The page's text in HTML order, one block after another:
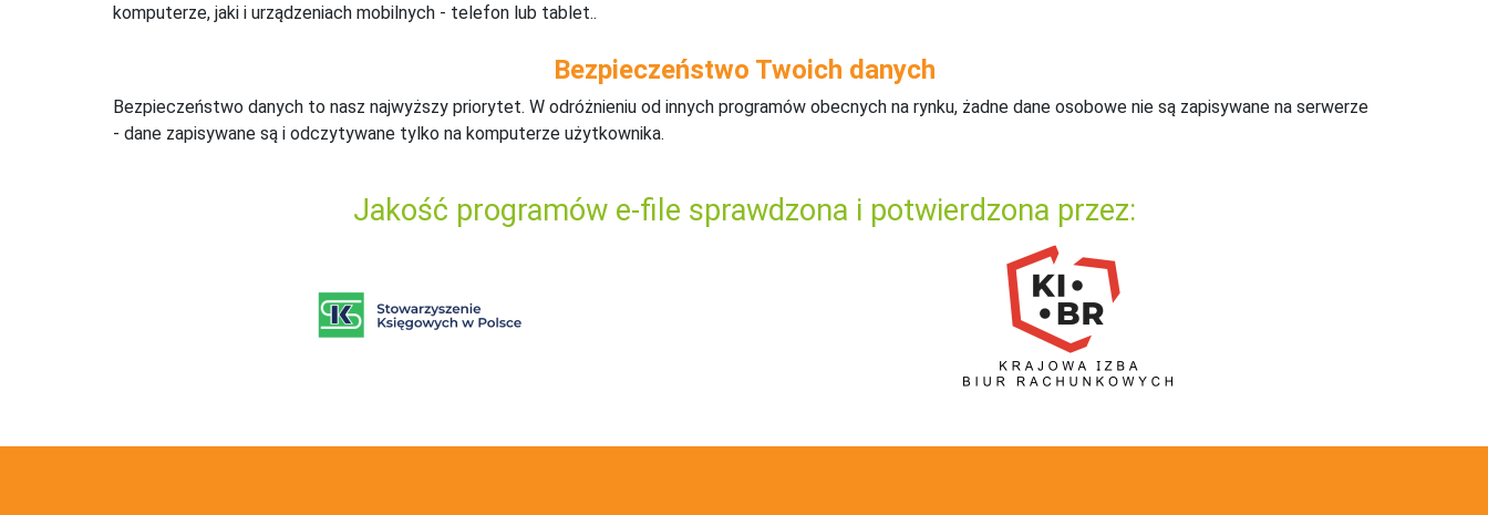
komputerze, jaki i urządzeniach mobilnych - telefon lub tablet..
Bezpieczeństwo Twoich danych
Bezpieczeństwo danych to nasz najwyższy priorytet. W odróżnieniu od innych programów obecnych na rynku, żadne dane osobowe nie są zapisywane na serwerze
- dane zapisywane są i odczytywane tylko na komputerze użytkownika.
Jakość programów e-file sprawdzona i potwierdzona przez: